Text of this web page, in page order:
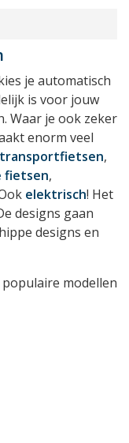
je automatisch
is voor jouw
Waar je ook zeker
enorm veel
transportfietsen,
fietsen,
elektrisch! Het
designs gaan
designs en
modellen